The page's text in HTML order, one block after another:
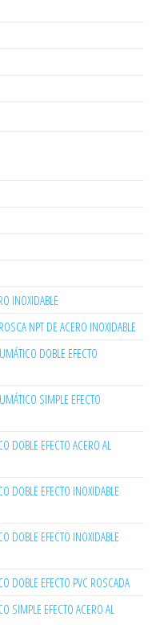
INOXIDABLE
NPT DE ACERO INOXIDABLE
DOBLE EFECTO
SIMPLE EFECTO
DOBLE EFECTO ACERO AL
DOBLE EFECTO INOXIDABLE
DOBLE EFECTO INOXIDABLE
DOBLE EFECTO PVC ROSCADA
SIMPLE EFECTO ACERO AL